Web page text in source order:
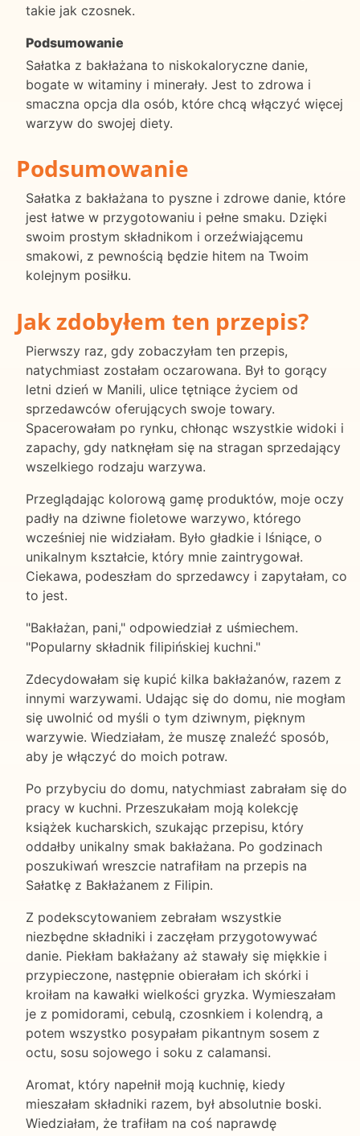
takie jak czosnek.
Podsumowanie
Sałatka z bakłażana to niskokaloryczne danie,
bogate w witaminy i minerały. Jest to zdrowa i
smaczna opcja dla osób, które chcą włączyć więcej
warzyw do swojej diety.
Podsumowanie
Sałatka z bakłażana to pyszne i zdrowe danie, które
jest łatwe w przygotowaniu i pełne smaku. Dzięki
swoim prostym składnikom i orzeźwiającemu
smakowi, z pewnością będzie hitem na Twoim
kolejnym posiłku.
Jak zdobyłem ten przepis?
Pierwszy raz, gdy zobaczyłam ten przepis,
natychmiast zostałam oczarowana. Był to gorący
letni dzień w Manili, ulice tętniące życiem od
sprzedawców oferujących swoje towary.
Spacerowałam po rynku, chłonąc wszystkie widoki i
zapachy, gdy natknęłam się na stragan sprzedający
wszelkiego rodzaju warzywa.
Przeglądając kolorową gamę produktów, moje oczy
padły na dziwne fioletowe warzywo, którego
wcześniej nie widziałam. Było gładkie i lśniące, o
unikalnym kształcie, który mnie zaintrygował.
Ciekawa, podeszłam do sprzedawcy i zapytałam, co
to jest.
"Bakłażan, pani," odpowiedział z uśmiechem.
"Popularny składnik filipińskiej kuchni."
Zdecydowałam się kupić kilka bakłażanów, razem z
innymi warzywami. Udając się do domu, nie mogłam
się uwolnić od myśli o tym dziwnym, pięknym
warzywie. Wiedziałam, że muszę znaleźć sposób,
aby je włączyć do moich potraw.
Po przybyciu do domu, natychmiast zabrałam się do
pracy w kuchni. Przeszukałam moją kolekcję
książek kucharskich, szukając przepisu, który
oddałby unikalny smak bakłażana. Po godzinach
poszukiwań wreszcie natrafiłam na przepis na
Sałatkę z Bakłażanem z Filipin.
Z podekscytowaniem zebrałam wszystkie
niezbędne składniki i zaczęłam przygotowywać
danie. Piekłam bakłażany aż stawały się miękkie i
przypieczone, następnie obierałam ich skórki i
kroiłam na kawałki wielkości gryzka. Wymieszałam
je z pomidorami, cebulą, czosnkiem i kolendrą, a
potem wszystko posypałam pikantnym sosem z
octu, sosu sojowego i soku z calamansi.
Aromat, który napełnił moją kuchnię, kiedy
mieszałam składniki razem, był absolutnie boski.
Wiedziałam, że trafiłam na coś naprawdę